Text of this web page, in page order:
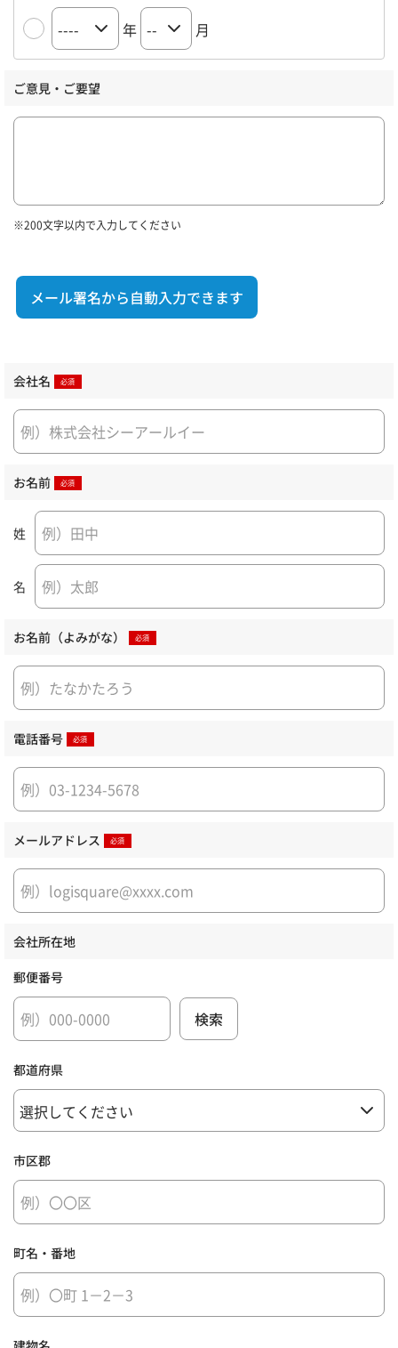
年 月
ご意見・ご要望
※200文字以内で入力してください
メール署名から自動入力できます
会社名
お名前
姓
名
お名前（よみがな）
電話番号
メールアドレス
会社所在地
郵便番号
都道府県
市区郡
町名・番地